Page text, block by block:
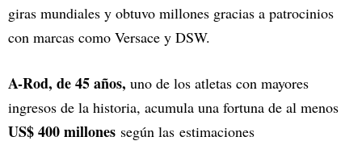
giras mundiales y obtuvo millones gracias a patrocinios
con marcas como Versace y DSW.
A-Rod, de 45 años, uno de los atletas con mayores
ingresos de la historia, acumula una fortuna de al menos
US$ 400 millones según las estimaciones